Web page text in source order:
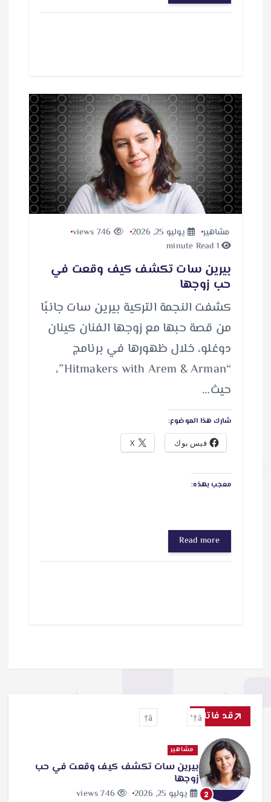
مشاهير يوليو 25, 2026
1 minute Read
بيرين سات تكشف كيف وقعت في
حب زوجها
كشفت النجمة التركية بيرين سات جانبًا
من قصة حبها مع زوجها الفنان كينان
دوغلو، خلال ظهورها في برنامج
“Hitmakers with Arem & Arman”،
حيث…
شارك هذا الموضوع:
فيس بوك X
معجب بهذه:
Read more
قد فاتك
2
مشاهير
بيرين سات تكشف كيف وقعت في حب
زوجها
يوليو 25, 2026 746 views